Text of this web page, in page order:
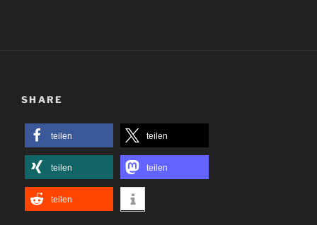
SHARE
teilen teilen
teilen teilen
teilen